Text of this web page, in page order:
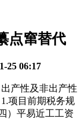
点窜替代
25 06:17
产性及非出产性
项目前期税务规
）平易近工工资